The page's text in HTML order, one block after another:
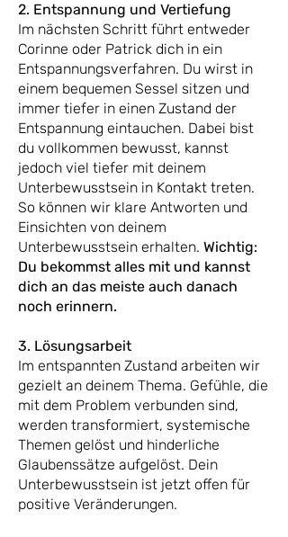
2. Entspannung und Vertiefung
Im nächsten Schritt führt entweder
Corinne oder Patrick dich in ein
Entspannungsverfahren. Du wirst in
einem bequemen Sessel sitzen und
immer tiefer in einen Zustand der
Entspannung eintauchen. Dabei bist
du vollkommen bewusst, kannst
jedoch viel tiefer mit deinem
Unterbewusstsein in Kontakt treten.
So können wir klare Antworten und
Einsichten von deinem
Unterbewusstsein erhalten. Wichtig:
Du bekommst alles mit und kannst
dich an das meiste auch danach
noch erinnern.
3. Lösungsarbeit
Im entspannten Zustand arbeiten wir
gezielt an deinem Thema. Gefühle, die
mit dem Problem verbunden sind,
werden transformiert, systemische
Themen gelöst und hinderliche
Glaubenssätze aufgelöst. Dein
Unterbewusstsein ist jetzt offen für
positive Veränderungen.